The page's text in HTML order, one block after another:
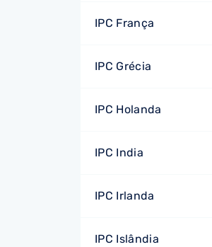
IPC França
IPC Grécia
IPC Holanda
IPC India
IPC Irlanda
IPC Islândia